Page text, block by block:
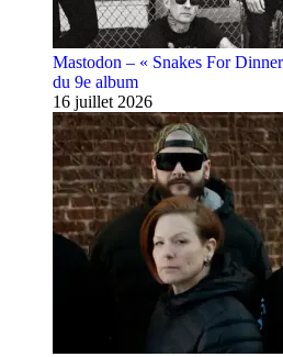
Mastodon – « Snakes For
du 9e album
16 juillet 2026